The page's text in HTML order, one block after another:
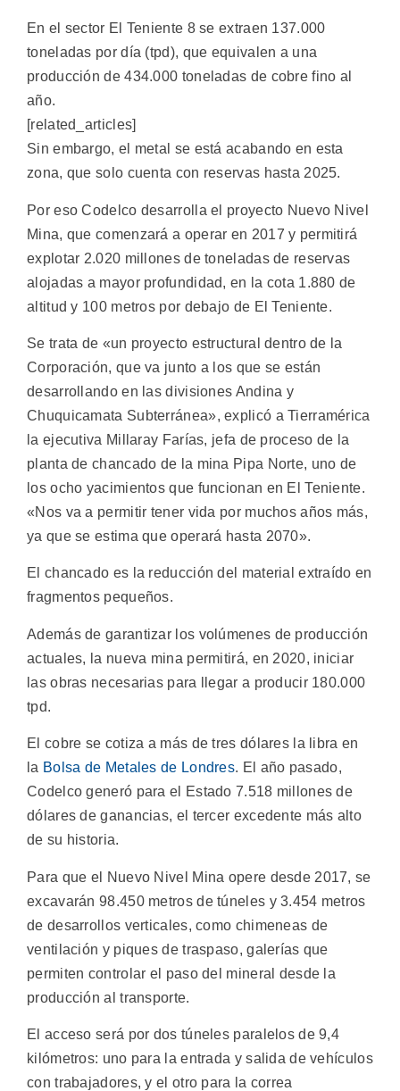
En el sector El Teniente 8 se extraen 137.000
toneladas por día (tpd), que equivalen a una
producción de 434.000 toneladas de cobre fino al
año.
[related_articles]
Sin embargo, el metal se está acabando en esta
zona, que solo cuenta con reservas hasta 2025.
Por eso Codelco desarrolla el proyecto Nuevo Nivel
Mina, que comenzará a operar en 2017 y permitirá
explotar 2.020 millones de toneladas de reservas
alojadas a mayor profundidad, en la cota 1.880 de
altitud y 100 metros por debajo de El Teniente.
Se trata de «un proyecto estructural dentro de la
Corporación, que va junto a los que se están
desarrollando en las divisiones Andina y
Chuquicamata Subterránea», explicó a Tierramérica
la ejecutiva Millaray Farías, jefa de proceso de la
planta de chancado de la mina Pipa Norte, uno de
los ocho yacimientos que funcionan en El Teniente.
«Nos va a permitir tener vida por muchos años más,
ya que se estima que operará hasta 2070».
El chancado es la reducción del material extraído en
fragmentos pequeños.
Además de garantizar los volúmenes de producción
actuales, la nueva mina permitirá, en 2020, iniciar
las obras necesarias para llegar a producir 180.000
tpd.
El cobre se cotiza a más de tres dólares la libra en
la Bolsa de Metales de Londres. El año pasado,
Codelco generó para el Estado 7.518 millones de
dólares de ganancias, el tercer excedente más alto
de su historia.
Para que el Nuevo Nivel Mina opere desde 2017, se
excavarán 98.450 metros de túneles y 3.454 metros
de desarrollos verticales, como chimeneas de
ventilación y piques de traspaso, galerías que
permiten controlar el paso del mineral desde la
producción al transporte.
El acceso será por dos túneles paralelos de 9,4
kilómetros: uno para la entrada y salida de vehículos
con trabajadores, y el otro para la correa